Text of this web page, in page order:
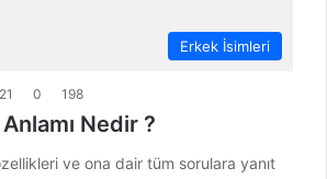
Erkek İsimleri
0 198
Nedir ?
ve ona dair tüm sorulara yanıt